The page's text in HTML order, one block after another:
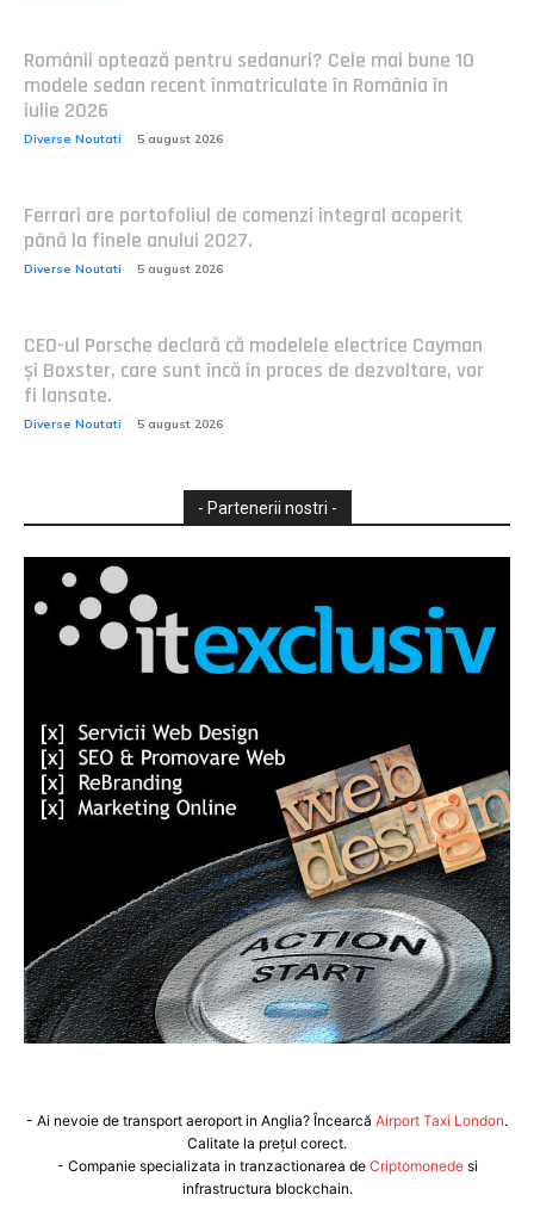
Românii optează pentru sedanuri? Cele mai bune 10
modele sedan recent înmatriculate în România în
iulie 2026
Diverse Noutati 5 august 2026
Ferrari are portofoliul de comenzi integral acoperit
până la finele anului 2027.
Diverse Noutati 5 august 2026
CEO-ul Porsche declară că modelele electrice Cayman
și Boxster, care sunt încă în proces de dezvoltare, vor
fi lansate.
Diverse Noutati 5 august 2026
- Partenerii nostri -
- Ai nevoie de transport aeroport in Anglia? Încearcă Airport Taxi London.
Calitate la prețul corect.
- Companie specializata in tranzactionarea de Criptomonedesi
infrastructura blockchain.